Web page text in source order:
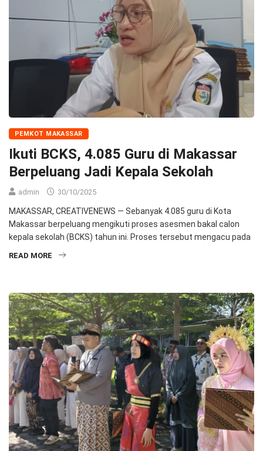
PEMKOT MAKASSAR
Ikuti BCKS, 4.085 Guru di Makassar
Berpeluang Jadi Kepala Sekolah
admin 30/10/2025
MAKASSAR, CREATIVENEWS — Sebanyak 4.085 guru di Kota
Makassar berpeluang mengikuti proses asesmen bakal calon
kepala sekolah (BCKS) tahun ini. Proses tersebut mengacu pada
READ MORE